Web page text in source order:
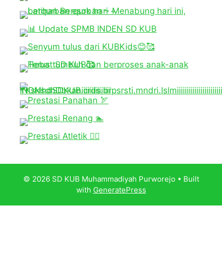
© 2026 SD KUB Muhammadiyah Purworejo • Built
with GeneratePress